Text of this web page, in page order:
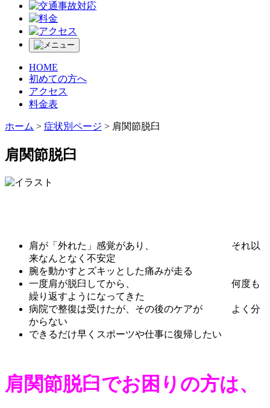
HOME
初めての方へ
アクセス
料金表
ホーム > 症状別ページ > 肩関節脱臼
肩関節脱臼
肩が「外れた」感覚があり、 それ以
来なんとなく不安定
腕を動かすとズキッとした痛みが走る
一度肩が脱臼してから、 何度も
繰り返すようになってきた
病院で整復は受けたが、その後のケアが よく分
からない
できるだけ早くスポーツや仕事に復帰したい
肩関節脱臼でお困りの方は、